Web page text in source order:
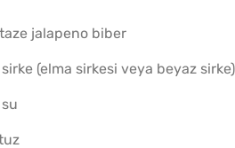
jalapeno biber
sirke (elma sirkesi veya beyaz sirke)